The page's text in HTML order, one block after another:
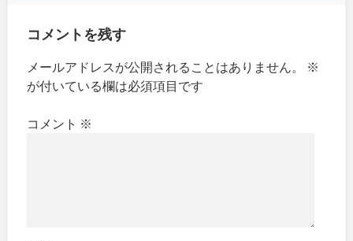
コメントを残す
メールアドレスが公開されることはありません。
※
が付いている欄は必須項目です
コメント ※